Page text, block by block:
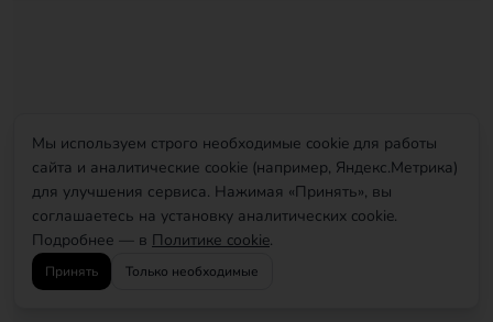
Мы используем строго необходимые cookie для работы
сайта и аналитические cookie (например, Яндекс.Метрика)
для улучшения сервиса. Нажимая «Принять», вы
соглашаетесь на установку аналитических cookie.
Подробнее — в Политике cookie.
Принять Только необходимые